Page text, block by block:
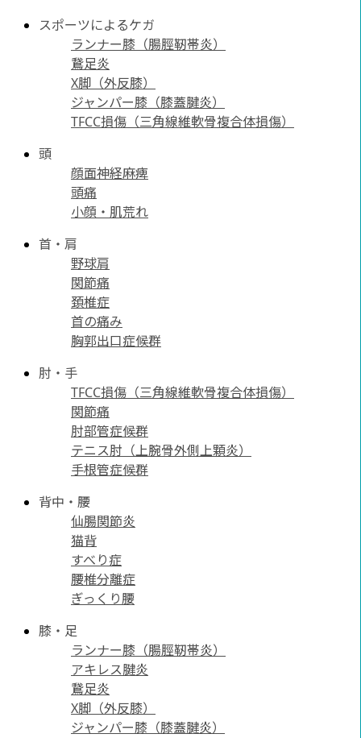
スポーツによるケガ
ランナー膝（腸脛靭帯炎）
鵞足炎
X脚（外反膝）
ジャンパー膝（膝蓋腱炎）
TFCC損傷（三角線維軟骨複合体損傷）
頭
顔面神経麻痺
頭痛
小顔・肌荒れ
首・肩
野球肩
関節痛
頚椎症
首の痛み
胸郭出口症候群
肘・手
TFCC損傷（三角線維軟骨複合体損傷）
関節痛
肘部管症候群
テニス肘（上腕骨外側上顆炎）
手根管症候群
背中・腰
仙腸関節炎
猫背
すべり症
腰椎分離症
ぎっくり腰
膝・足
ランナー膝（腸脛靭帯炎）
アキレス腱炎
鵞足炎
X脚（外反膝）
ジャンパー膝（膝蓋腱炎）